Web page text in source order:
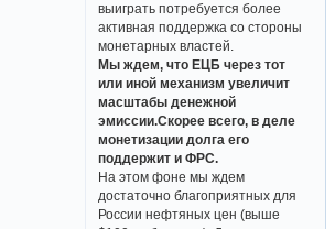
выиграть потребуется более
активная поддержка со стороны
монетарных властей.
Мы ждем, что ЕЦБ через тот
или иной механизм увеличит
масштабы денежной
эмиссии.Скорее всего, в деле
монетизации долга его
поддержит и ФРС.
На этом фоне мы ждем
достаточно благоприятных для
России нефтяных цен (выше